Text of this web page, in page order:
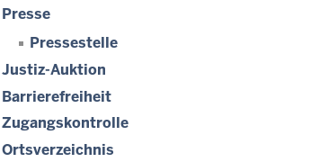
Presse
Pressestelle
Justiz-Auktion
Barrierefreiheit
Zugangskontrolle
Ortsverzeichnis